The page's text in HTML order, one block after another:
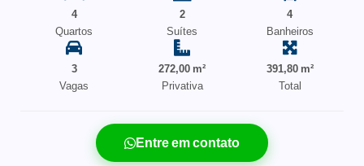
4
Quartos
2
Suítes
4
Banheiros
3
Vagas
272,00 m²
Privativa
391,80 m²
Total
Entre em contato